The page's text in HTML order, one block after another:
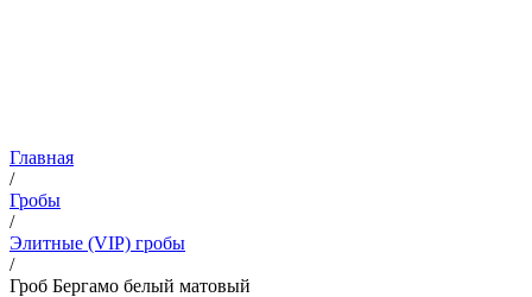
Главная
/
Гробы
/
Элитные (VIP) гробы
/
Гроб Бергамо белый матовый